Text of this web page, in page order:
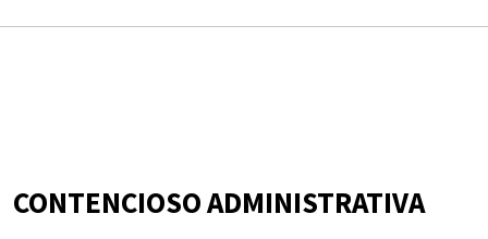
CONTENCIOSO ADMINISTRATIVA